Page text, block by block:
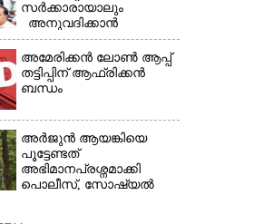
സർക്കാരായാലും
അനുവദിക്കാൻ
കഴിയില്ല;
മുല്ലപ്പെരിയാറിന്റെ
വെള്ളം കൂട്ടുന്നത്
മനസിൽ വച്ചാൽമതി'
അമേരിക്കൻ ലോൺ ആപ്പ്
തട്ടിപ്പിന് ആഫ്രിക്കൻ
ബന്ധം
അർജുൻ ആയങ്കിയെ
പൂട്ടേണ്ടത്
അഭിമാനപ്രശ്നമാക്കി
പൊലീസ്, സാേഷ്യൽ